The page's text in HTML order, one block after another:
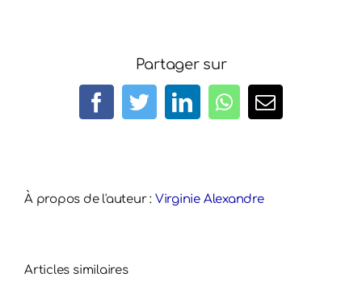
Partager sur
Facebook
TwitterLinkedInWhatsApp
Email
À propos de l'auteur : Virginie Alexandre
Articles similaires